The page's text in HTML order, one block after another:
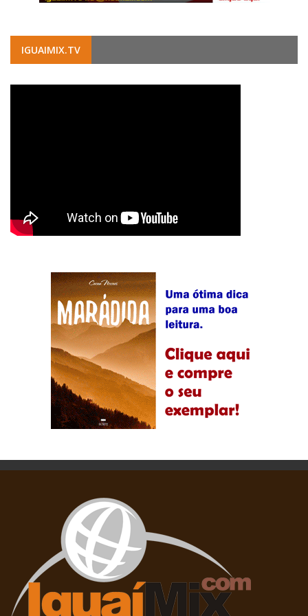
IGUAIMIX.TV